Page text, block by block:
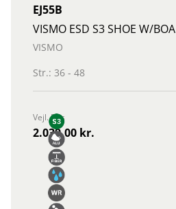
EJ55B
VISMO ESD S3 SHOE W/BOA
VISMO
Str.: 36 - 48
Vejl. Pris
2.039,00 kr.